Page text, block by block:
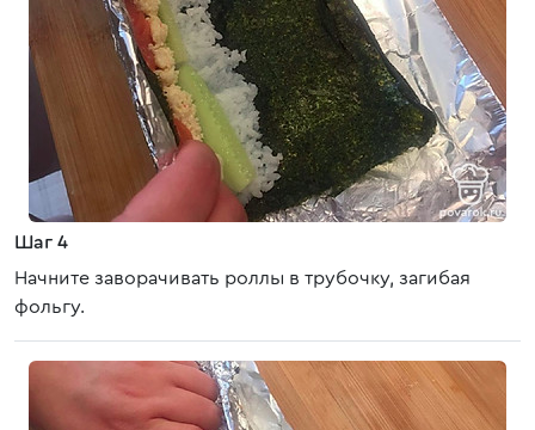
Шаг 4
Начните заворачивать роллы в трубочку, загибая
фольгу.